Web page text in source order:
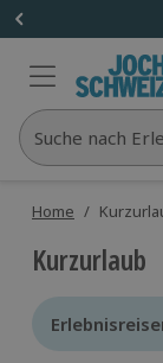
Suche nach
Home /
Kurzurlaub